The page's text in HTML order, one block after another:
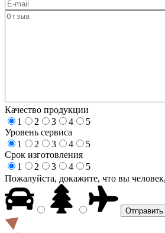
Качество продукции
1
2 3 4
5
Уровень сервиса
1
2 3 4
5
Срок изготовления
1
2 3 4
5
Пожалуйста, докажите, что вы